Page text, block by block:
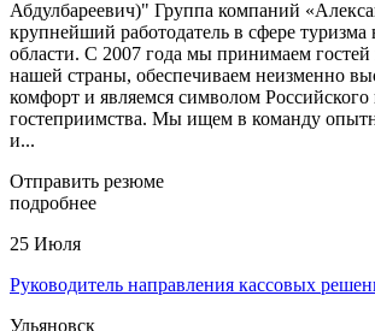
Абдулбареевич)" Группа компаний
крупнейший работодатель в сфере туризма
области. С 2007 года мы принимаем гостей
нашей страны, обеспечиваем неизменно
комфорт и являемся символом Российского
гостеприимства. Мы ищем в команду
и...
Отправить резюме
подробнее
25 Июля
Руководитель направления кассовых
Ульяновск